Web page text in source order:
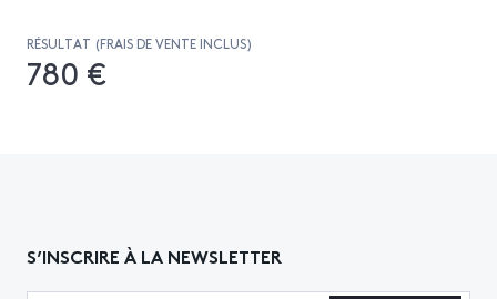
RÉSULTAT (FRAIS DE VENTE INCLUS)
780 €
S’INSCRIRE À LA NEWSLETTER